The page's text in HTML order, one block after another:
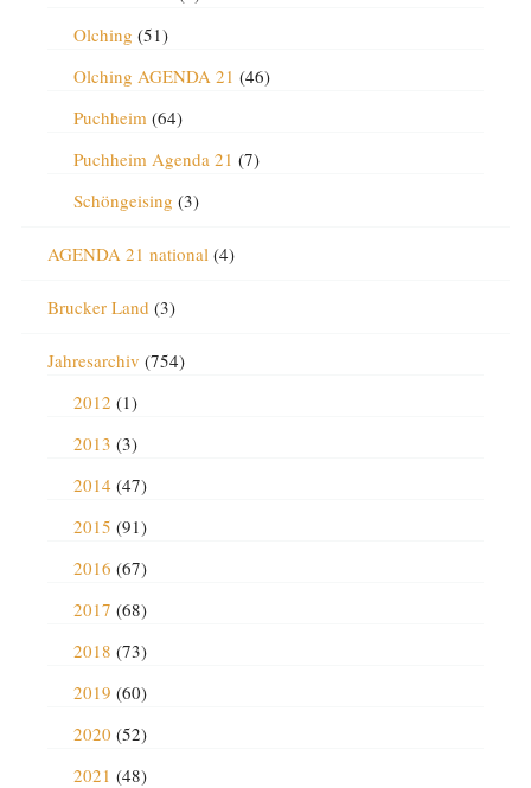
Olching (51)
Olching AGENDA 21 (46)
Puchheim (64)
Puchheim Agenda 21 (7)
Schöngeising (3)
AGENDA 21 national (4)
Brucker Land (3)
Jahresarchiv (754)
2012 (1)
2013 (3)
2014 (47)
2015 (91)
2016 (67)
2017 (68)
2018 (73)
2019 (60)
2020 (52)
2021 (48)